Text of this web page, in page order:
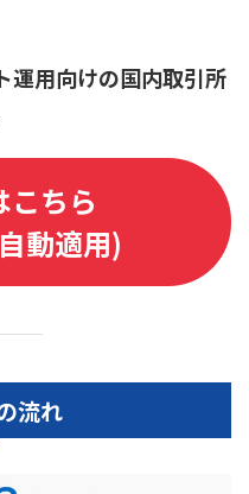
運用向けの国内取引所
こちら
動適用)
流れ